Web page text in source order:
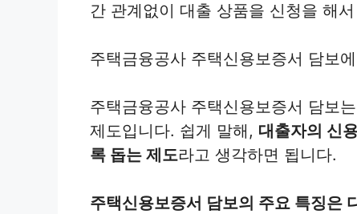
간 관계없이 대출 상품을 신청을 해
주택금융공사 주택신용보증서 담보
주택금융공사 주택신용보증서 담보
제도입니다. 쉽게 말해, 대출자의 신
록 돕는 제도라고 생각하면 됩니다.
주택신용보증서 담보의 주요 특징은